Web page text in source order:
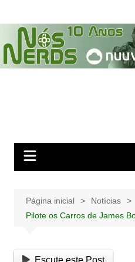
para
conteúdo
Página inicial
Notícias
Pilote os Carros de James
Escute este Post